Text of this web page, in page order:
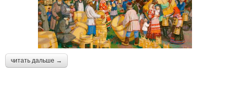
читать дальше →